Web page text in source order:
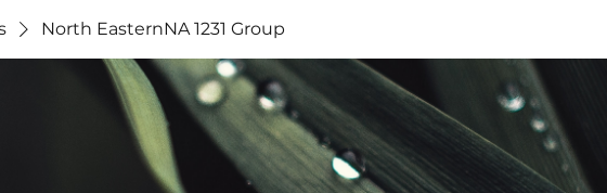
North EasternNA 1231 Group